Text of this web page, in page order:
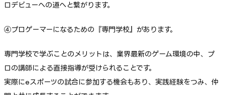
ロデビューへの道へと繋がります。
④プロゲーマーになるための『専門学校』があります。
専門学校で学ぶことのメリットは、業界最新のゲーム環境の中、プ
ロの講師による直接指導が受けられることです。
実際にeスポーツの試合に参加する機会もあり、実践経験をつみ、仲